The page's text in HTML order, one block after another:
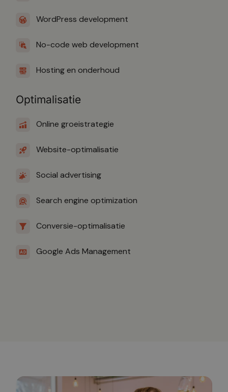
WordPress development
No-code web development
Hosting en onderhoud
Optimalisatie
Online groeistrategie
Website-optimalisatie
Social advertising
Search engine optimization
Conversie-optimalisatie
Google Ads Management